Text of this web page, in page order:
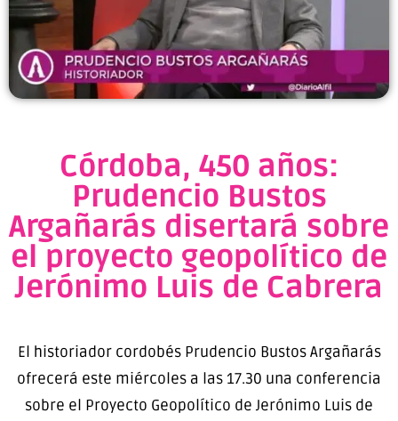
Córdoba, 450 años:
Prudencio Bustos
Argañarás disertará sobre
el proyecto geopolítico de
Jerónimo Luis de Cabrera
El historiador cordobés Prudencio Bustos Argañarás
ofrecerá este miércoles a las 17.30 una conferencia
sobre el Proyecto Geopolítico de Jerónimo Luis de